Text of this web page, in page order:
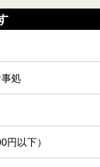
処
円以下）